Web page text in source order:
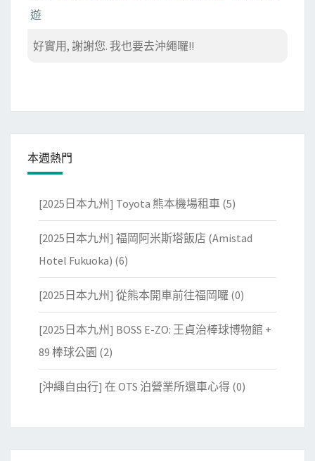
遊
好實用, 謝謝您. 我也要去沖繩囉!!
本週熱門
[2025日本九州] Toyota 熊本機場租車 (5)
[2025日本九州] 福岡阿米斯塔飯店 (Amistad
Hotel Fukuoka) (6)
[2025日本九州] 從熊本開車前往福岡囉 (0)
[2025日本九州] BOSS E-ZO: 王貞治棒球博物館 +
89 棒球公園 (2)
[沖繩自由行] 在 OTS 泊營業所還車心得 (0)